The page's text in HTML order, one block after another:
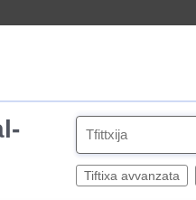
e
Tiftixa avvanzata